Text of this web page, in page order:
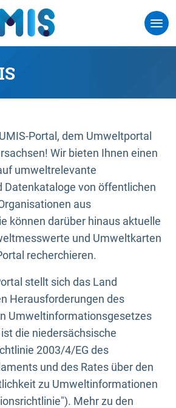
Portal, dem Umweltportal
Wir bieten Ihnen einen
umweltrelevante
Datenkataloge von öffentlichen
aus
können darüber hinaus aktuelle
und Umweltkarten
recherchieren.
stellt sich das Land
Herausforderungen des
Umweltinformationsgesetzes
ist die niedersächsische
2003/4/EG des
und des Rates über den
zu Umweltinformationen
Mehr zu den